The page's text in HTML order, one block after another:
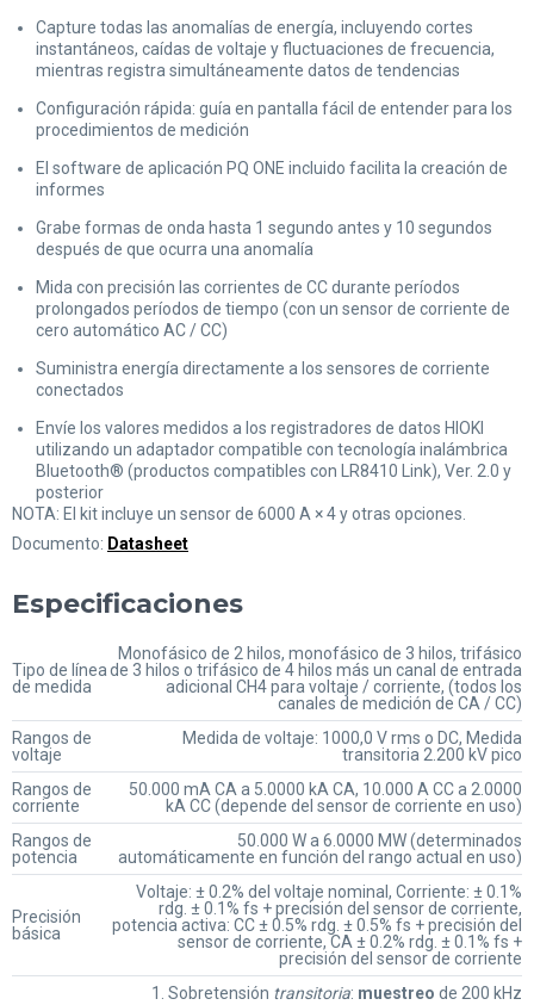
Capture todas las anomalías de energía, incluyendo cortes
instantáneos, caídas de voltaje y fluctuaciones de frecuencia,
mientras registra simultáneamente datos de tendencias
Configuración rápida: guía en pantalla fácil de entender para los
procedimientos de medición
El software de aplicación PQ ONE incluido facilita la creación de
informes
Grabe formas de onda hasta 1 segundo antes y 10 segundos
después de que ocurra una anomalía
Mida con precisión las corrientes de CC durante períodos
prolongados períodos de tiempo (con un sensor de corriente de
cero automático AC / CC)
Suministra energía directamente a los sensores de corriente
conectados
Envíe los valores medidos a los registradores de datos HIOKI
utilizando un adaptador compatible con tecnología inalámbrica
Bluetooth® (productos compatibles con LR8410 Link), Ver. 2.0 y
posterior
NOTA: El kit incluye un sensor de 6000 A × 4 y otras opciones.
Documento: Datasheet
Especificaciones
Tipo de línea
de medida
Monofásico de 2 hilos, monofásico de 3 hilos, trifásico
de 3 hilos o trifásico de 4 hilos más un canal de entrada
adicional CH4 para voltaje / corriente, (todos los
canales de medición de CA / CC)
Rangos de
voltaje
Medida de voltaje: 1000,0 V rms o DC, Medida
transitoria 2.200 kV pico
Rangos de
corriente
50.000 mA CA a 5.0000 kA CA, 10.000 A CC a 2.0000
kA CC (depende del sensor de corriente en uso)
Rangos de
potencia
50.000 W a 6.0000 MW (determinados
automáticamente en función del rango actual en uso)
Precisión
básica
Voltaje: ± 0.2% del voltaje nominal, Corriente: ± 0.1%
rdg. ± 0.1% fs + precisión del sensor de corriente,
potencia activa: CC ± 0.5% rdg. ± 0.5% fs + precisión del
sensor de corriente, CA ± 0.2% rdg. ± 0.1% fs +
precisión del sensor de corriente
1. Sobretensión transitoria: muestreo de 200 kHz